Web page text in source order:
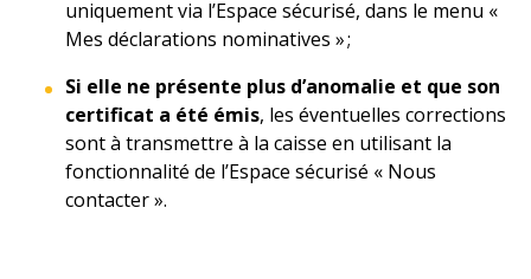
uniquement via l’Espace sécurisé, dans le menu «
Mes déclarations nominatives » ;
Si elle ne présente plus d’anomalie et que son
certificat a été émis, les éventuelles corrections
sont à transmettre à la caisse en utilisant la
fonctionnalité de l’Espace sécurisé « Nous
contacter ».